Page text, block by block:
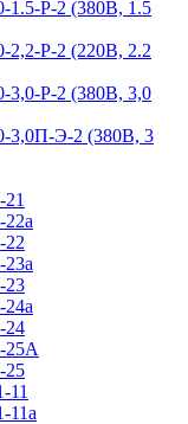
1.5-Р-2 (380В, 1.5
2,2-Р-2 (220В, 2.2
3,0-Р-2 (380В, 3,0
3,0П-Э-2 (380В, 3
22а
22
23а
23
24а
24
25А
25
11
11а